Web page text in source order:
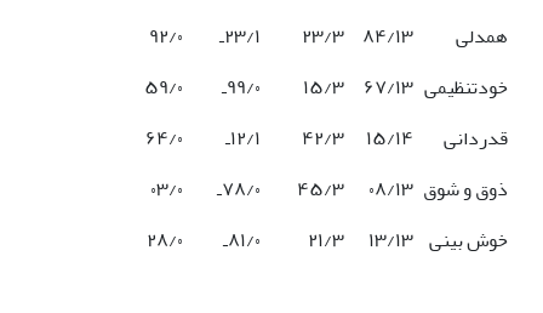
همدلی ۸۴/۱۳ ۲۳/۳ ۲۳/۱ـ
۹۲/۰
خودتنظیمی ۶۷/۱۳ ۱۵/۳ ۹۹/۰ـ
۵۹/۰
قدردانی
۱۵/۱۴ ۴۲/۳ ۱۲/۱ـ
۶۴/۰
ذوق و شوق ۰۸/۱۳ ۴۵/۳ ۷۸/۰ـ
۰۳/۰
خوش‌ بینی ۱۳/۱۳ ۲۱/۳ ۸۱/۰­ـ ۲۸/۰